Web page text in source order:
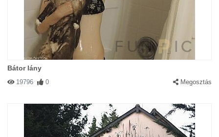
Bátor lány
19796 0 Megosztás